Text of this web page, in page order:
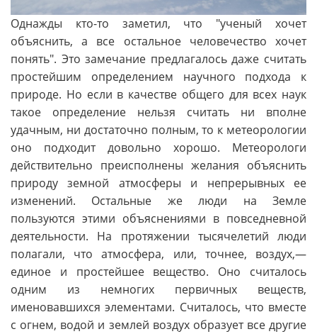
Однажды кто-то заметил, что "ученый хочет
объяснить, а все остальное человечество хочет
понять". Это замечание предлагалось даже считать
простейшим определением научного подхода к
природе. Но если в качестве общего для всех наук
такое определение нельзя считать ни вполне
удачным, ни достаточно полным, то к метеорологии
оно подходит довольно хорошо. Метеорологи
действительно преисполнены желания объяснить
природу земной атмосферы и непрерывных ее
изменений. Остальные же люди на Земле
пользуются этими объяснениями в повседневной
деятельности. На протяжении тысячелетий люди
полагали, что атмосфера, или, точнее, воздух,—
единое и простейшее вещество. Оно считалось
одним из немногих первичных веществ,
именовавшихся элементами. Считалось, что вместе
с огнем, водой и землей воздух образует все другие